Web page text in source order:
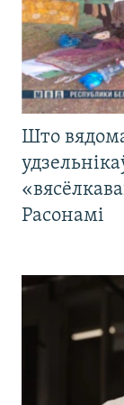
Што
Расонамі